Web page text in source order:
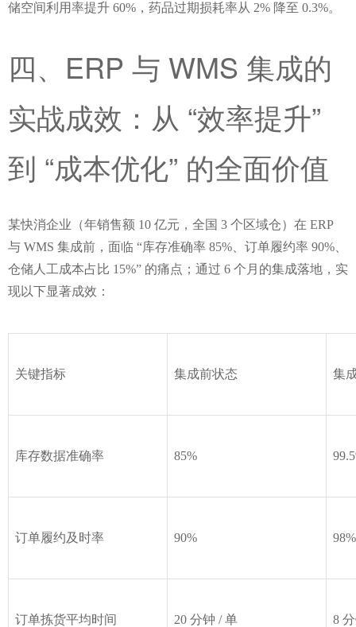
储空间利用率提升 60%，药品过期损耗率从 2% 降至 0.3%。
四、ERP 与 WMS 集成的
实战成效：从 “效率提升”
到 “成本优化” 的全面价值
某快消企业（年销售额 10 亿元，全国 3 个区域仓）在 ERP
与 WMS 集成前，面临 “库存准确率 85%、订单履约率 90%、
仓储人工成本占比 15%” 的痛点；通过 6 个月的集成落地，实
现以下显著成效：
关键指标 集成前状态 集
库存数据准确率 85%
订单履约及时率 90% 98%
订单拣货平均时间 20 分钟 / 单 8